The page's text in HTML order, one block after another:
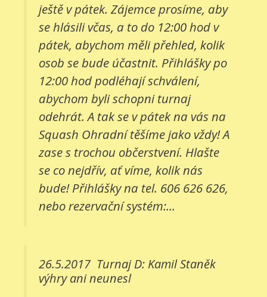
ještě v pátek. Zájemce prosíme, aby
se hlásili včas, a to do 12:00 hod v
pátek, abychom měli přehled, kolik
osob se bude účastnit. Přihlášky po
12:00 hod podléhají schválení,
abychom byli schopni turnaj
odehrát. A tak se v pátek na vás na
Squash Ohradní těšíme jako vždy! A
zase s trochou občerstvení. Hlašte
se co nejdřív, ať víme, kolik nás
bude! Přihlášky na tel. 606 626 626,
nebo rezervační systém:...
26.5.2017 Turnaj D: Kamil Staněk
výhry ani neunesl